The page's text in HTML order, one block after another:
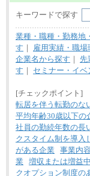
キーワードで探す
業種・職種・勤務地
す ｜
雇用実績・職
企業名から探す ｜ 先
す ｜ セミナー・イ
[チェックポイント]
転居を伴う転勤のな
平均年齢30歳以下の
社員の勤続年数の長
クスタイム制を導入
がある企業 事業内
業 増収または増益
クオプション制度の